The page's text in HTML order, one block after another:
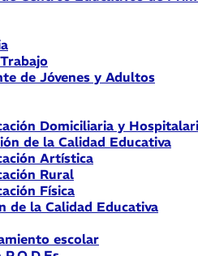
de Jóvenes y Adultos
Domiciliaria y
de la Calidad Educativa
Artística
Rural
Física
de la Calidad Educativa
escolar